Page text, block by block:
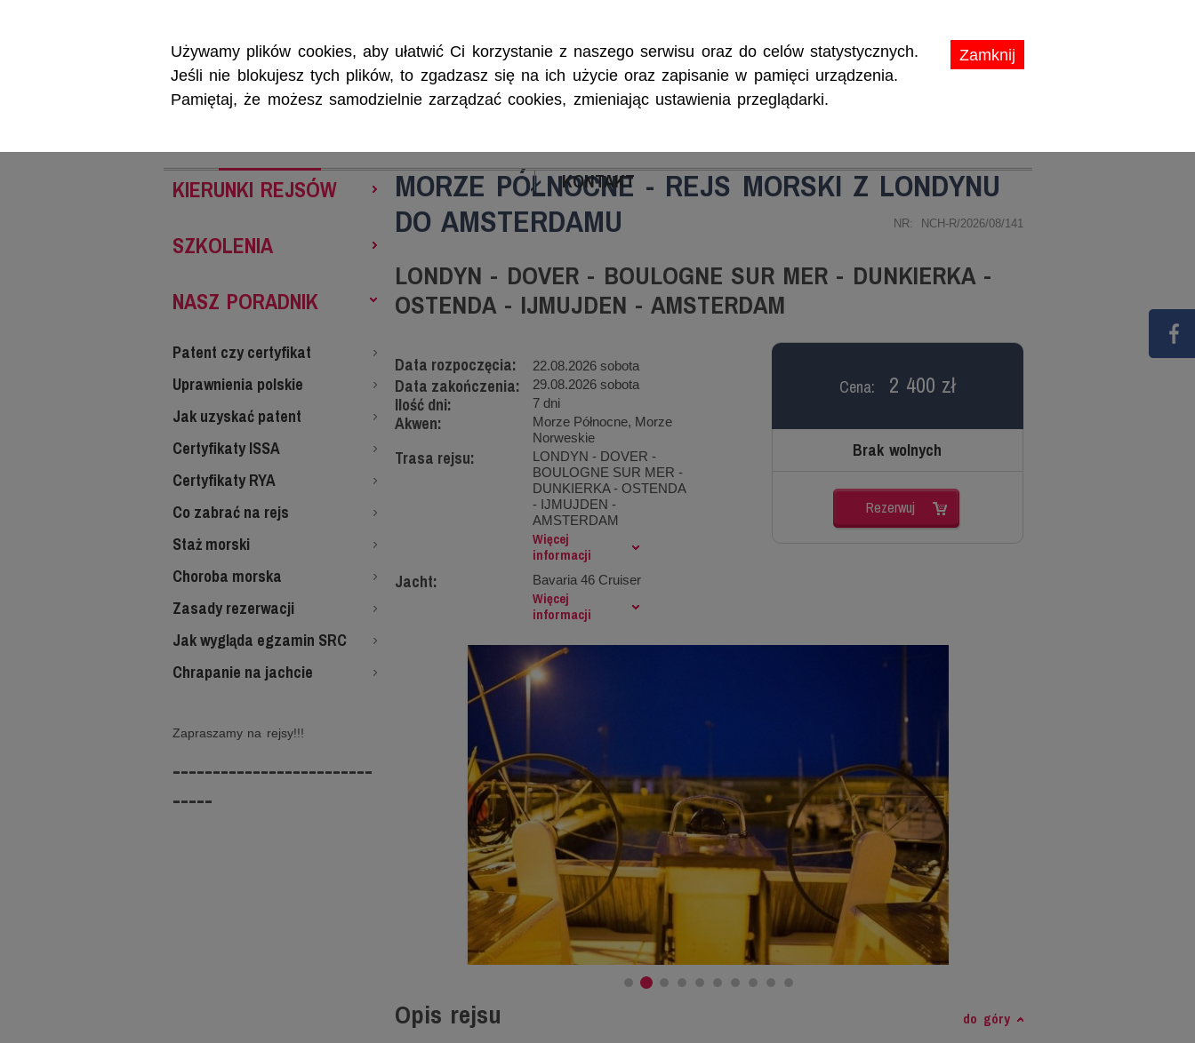
Zamknij
Używamy plików cookies, aby ułatwić Ci korzystanie z naszego serwisu oraz do celów statystycznych.
Jeśli nie blokujesz tych plików, to zgadzasz się na ich użycie oraz zapisanie w pamięci urządzenia.
Pamiętaj, że możesz samodzielnie zarządzać cookies, zmieniając ustawienia przeglądarki.
KONTAKT
Rejsy morskie i śródlądowe, szkolenia żeglarskie, patenty i certyfikaty.
MORZE PÓŁNOCNE - REJS MORSKI Z LONDYNU
DO AMSTERDAMU
NR: NCH-R/2026/08/141
LONDYN - DOVER - BOULOGNE SUR MER - DUNKIERKA -
OSTENDA - IJMUJDEN - AMSTERDAM
Data rozpoczęcia: 22.08.2026 sobota
Data zakończenia: 29.08.2026 sobota
Ilość dni: 7 dni
Akwen:
Morze Północne, Morze
Norweskie
Trasa rejsu:
LONDYN - DOVER -
BOULOGNE SUR MER -
DUNKIERKA - OSTENDA
- IJMUJDEN -
AMSTERDAM
Więcej
informacji
Jacht: Bavaria 46 Cruiser
Więcej
informacji
Cena: 2 400 zł
Brak wolnych
Rezerwuj
Opis rejsu do góry
KIERUNKI REJSÓW
SZKOLENIA
NASZ PORADNIK
Patent czy certyfikat
Uprawnienia polskie
Jak uzyskać patent
Certyfikaty ISSA
Certyfikaty RYA
Co zabrać na rejs
Staż morski
Choroba morska
Zasady rezerwacji
Jak wygląda egzamin SRC
Chrapanie na jachcie
Zapraszamy na rejsy!!!
-------------------------
-----